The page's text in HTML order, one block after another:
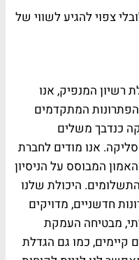
הגלובלי צפוי להגיע לשווי של
רשיון המנפיק, אנו
המתקדמים
כנדבך משלים
אנו מודים לחברת
המבוסס על הניסיון
היכולת שלנו
חדשניים, מדויקים
מבטיחה העמקת
קיימים, כמו גם הגדלת